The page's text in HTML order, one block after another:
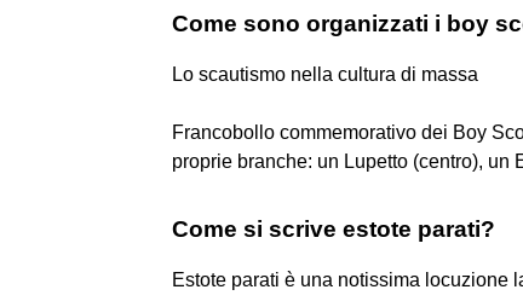
Come sono organizzati i boy
Lo scautismo nella cultura di massa
Francobollo commemorativo dei Boy
proprie branche: un Lupetto (centro), un
Come si scrive estote parati?
Estote parati è una notissima locuzione